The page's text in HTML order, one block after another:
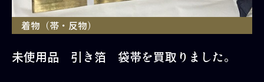
着物（帯・反物）
未使用品 引き箔 袋帯を買取りました。